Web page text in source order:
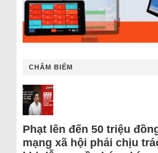
CHÂM BIẾM
Phạt lên đến 50 triệu
mạng xã hội phải chịu